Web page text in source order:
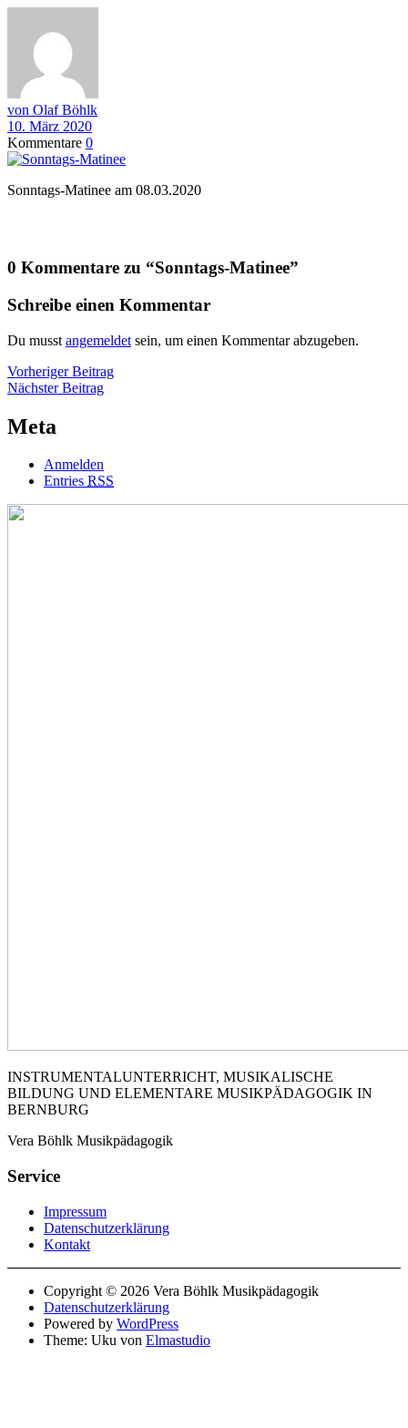
von Olaf Böhlk
10. März 2020
Kommentare 0
Sonntags-Matinee am 08.03.2020
0 Kommentare zu “Sonntags-Matinee”
Schreibe einen Kommentar
Du musst angemeldet sein, um einen Kommentar abzugeben.
Beitragsnavigation
Vorheriger BeitragVorheriger
Nächster BeitragNächster
Meta
Anmelden
Entries RSS
INSTRUMENTALUNTERRICHT, MUSIKALISCHE
BILDUNG UND ELEMENTARE MUSIKPÄDAGOGIK IN
BERNBURG
Vera Böhlk Musikpädagogik
Service
Impressum
Datenschutzerklärung
Kontakt
Copyright © 2026 Vera Böhlk Musikpädagogik
Datenschutzerklärung
Powered by WordPress
Theme: Uku von Elmastudio